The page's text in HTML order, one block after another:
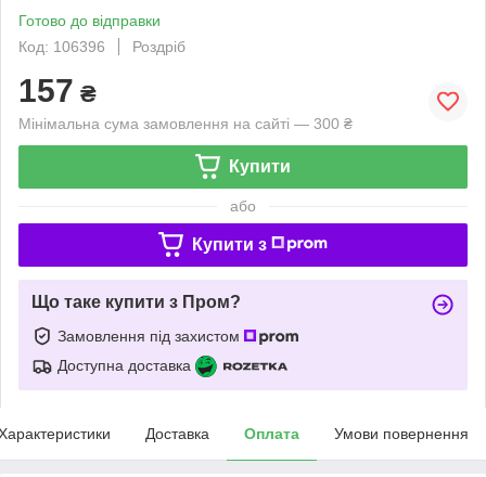
Готово до відправки
Код: 106396
Роздріб
157 ₴
Мінімальна сума замовлення на сайті — 300 ₴
Купити
або
Купити з
Що таке купити з Пром?
Замовлення під захистом
Доступна доставка
Доставка Оплата Умови повернення